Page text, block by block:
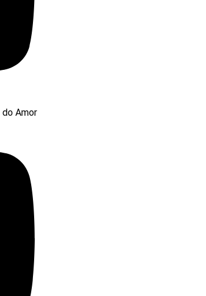
do Amor